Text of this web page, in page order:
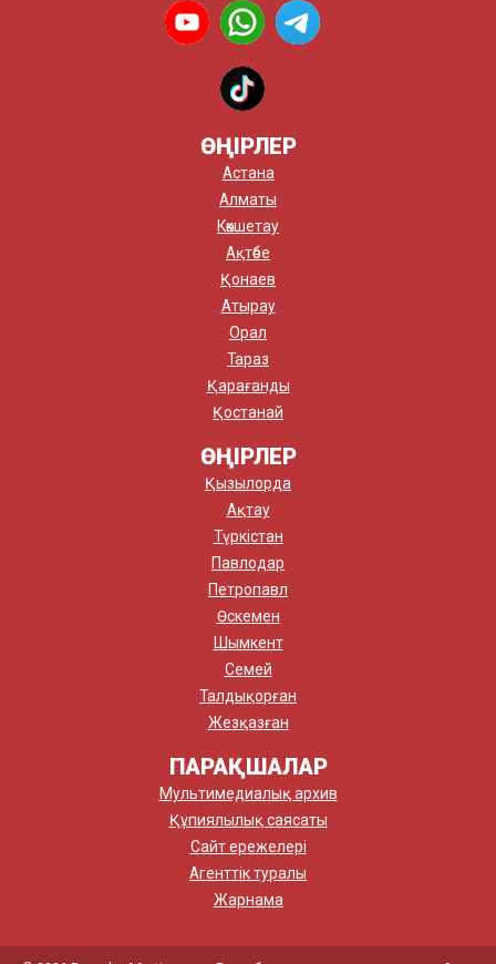
ӨҢІРЛЕР
Астана
Алматы
Көкшетау
Ақтөбе
Қонаев
Атырау
Орал
Тараз
Қарағанды
Қостанай
ӨҢІРЛЕР
Қызылорда
Ақтау
Түркістан
Павлодар
Петропавл
Өскемен
Шымкент
Семей
Талдықорған
Жезқазған
ПАРАҚШАЛАР
Мультимедиалық архив
Құпиялылық саясаты
Сайт ережелері
Агенттік туралы
Жарнама